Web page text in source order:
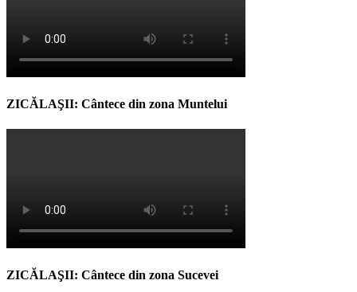
ZICĂLAŞII: Cântece din zona Muntelui
ZICĂLAŞII: Cântece din zona Sucevei